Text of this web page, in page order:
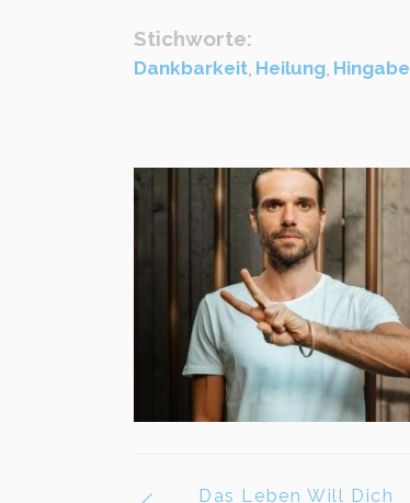
Stichworte:
Dankbarkeit Heilung Hingabe
Das Leben Will Dich